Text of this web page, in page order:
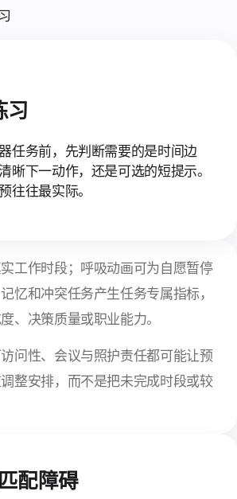
习
任务前，先判断需要的是时间边
晰下一动作，还是可选的短提示。
往往最实际。
工作时段；呼吸动画可为自愿暂停
忆和冲突任务产生任务专属指标，
、决策质量或职业能力。
问性、会议与照护责任都可能让预
整安排，而不是把未完成时段或较
配障碍